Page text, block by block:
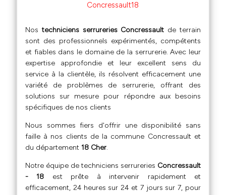
Concressault18
Nostechniciens serrureries Concressault de terrain
sont des professionnels expérimentés, compétents
et fiables dans le domaine de la serrurerie. Avec leur
expertise approfondie et leur excellent sens du
service à la clientèle, ils résolvent efficacement une
variété de problèmes de serrurerie, offrant des
solutions sur mesure pour répondre aux besoins
spécifiques de nos clients
Nous sommes fiers d'offrir une disponibilité sans
faille à nos clients de la commune Concressault et
du département 18 Cher.
Notre équipe de techniciens serrureries Concressault
- 18 est prête à intervenir rapidement et
efficacement, 24 heures sur 24 et 7 jours sur 7, pour